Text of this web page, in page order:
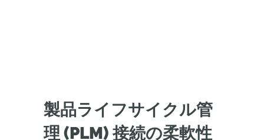
製品ライフサイクル管
理 (PLM) 接続の柔軟性